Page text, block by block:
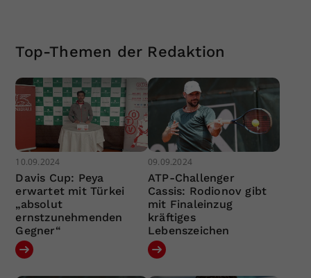
Top-Themen der Redaktion
10.09.2024
Davis Cup: Peya
erwartet mit Türkei
„absolut
ernstzunehmenden
Gegner“
09.09.2024
ATP-Challenger
Cassis: Rodionov gibt
mit Finaleinzug
kräftiges
Lebenszeichen